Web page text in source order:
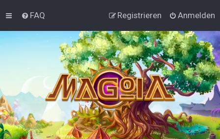
FAQ Anmelden
Registrieren